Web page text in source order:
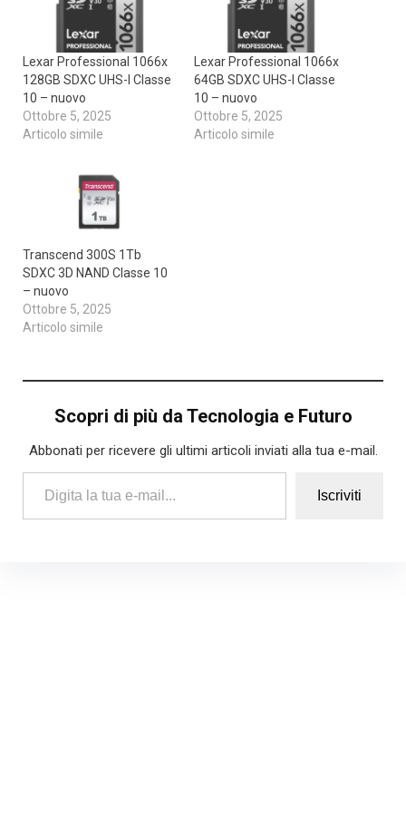
Lexar Professional 1066x
128GB SDXC UHS-I Classe
10 – nuovo
Ottobre 5, 2025
Articolo simile
Lexar Professional 1066x
64GB SDXC UHS-I Classe
10 – nuovo
Ottobre 5, 2025
Articolo simile
Transcend 300S 1Tb
SDXC 3D NAND Classe 10
– nuovo
Ottobre 5, 2025
Articolo simile
Scopri di più da Tecnologia e Futuro
Abbonati per ricevere gli ultimi articoli inviati alla tua e-mail.
Digita la tua e-mail...
Iscriviti